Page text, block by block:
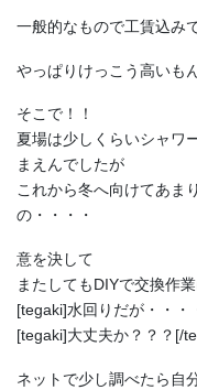
一般的なもので工賃込み
やっぱりけっこう高いも
そこで！！
夏場は少しくらいシャワ
まえんでしたが
これから冬へ向けてあま
の・・・・
意を決して
またしてもDIYで交換作
[tegaki]水回りだが・・・
[tegaki]大丈夫か？？？[/
ネットで少し調べたら自